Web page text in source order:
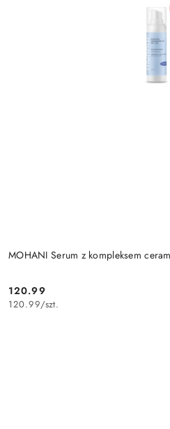
MOHANI Serum z kompleksem
Cena:
120.99
120.99/szt.